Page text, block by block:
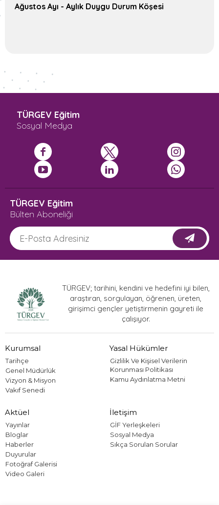
Ağustos Ayı - Aylık Duygu Durum Köşesi
TÜRGEV Eğitim
Sosyal Medya
TÜRGEV Eğitim
Bülten Aboneliği
TÜRGEV; tarihini, kendini ve hedefini iyi bilen,
araştıran, sorgulayan, öğrenen, üreten,
girişimci gençler yetiştirmenin gayreti ile
çalışıyor.
Kurumsal
Tarihçe
Genel Müdürlük
Vizyon & Misyon
Vakıf Senedi
Yasal Hükümler
Gizlilik Ve Kişisel Verilerin
Korunması Politikası
Kamu Aydınlatma Metni
Aktüel
Yayınlar
Bloglar
Haberler
Duyurular
Fotoğraf Galerisi
Video Galeri
İletişim
GİF Yerleşkeleri
Sosyal Medya
Sıkça Sorulan Sorular